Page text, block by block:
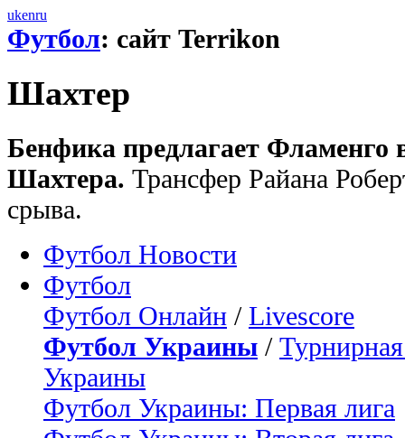
ukenru
Футбол: сайт Terrikon
Шахтер
Бенфика предлагает Фламенго
Шахтера. Трансфер Райана
срыва.
Футбол Новости
Футбол
Футбол Онлайн / Livescore
Футбол Украины /
Украины
Футбол Украины: Первая лига